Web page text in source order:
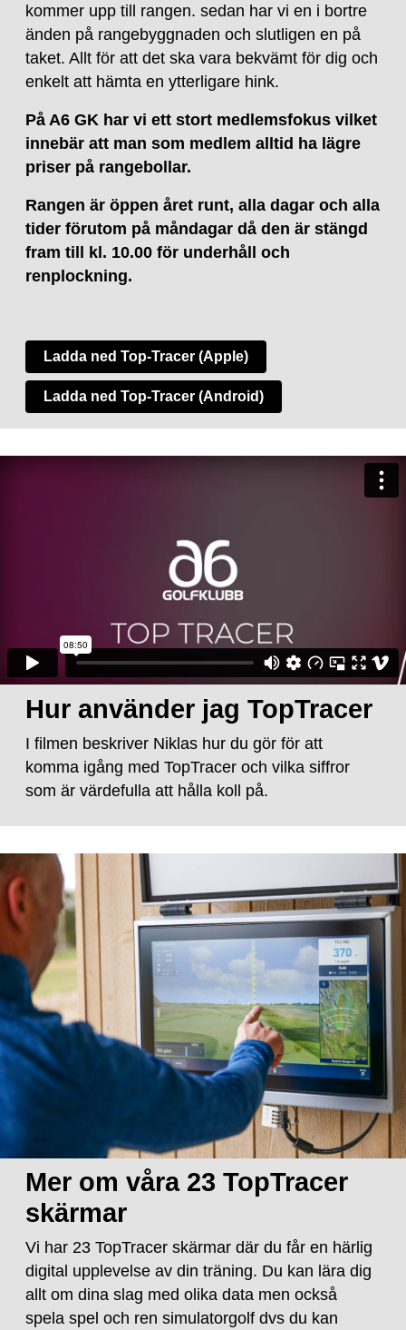
kommer upp till rangen. sedan har vi en i bortre
änden på rangebyggnaden och slutligen en på
taket. Allt för att det ska vara bekvämt för dig och
enkelt att hämta en ytterligare hink.
På A6 GK har vi ett stort medlemsfokus vilket
innebär att man som medlem alltid ha lägre
priser på rangebollar.
Rangen är öppen året runt, alla dagar och alla
tider förutom på måndagar då den är stängd
fram till kl. 10.00 för underhåll och
renplockning.
Ladda ned Top-Tracer (Apple)
Ladda ned Top-Tracer (Android)
Hur använder jag TopTracer
I filmen beskriver Niklas hur du gör för att
komma igång med TopTracer och vilka siffror
som är värdefulla att hålla koll på.
Mer om våra 23 TopTracer
skärmar
Vi har 23 TopTracer skärmar där du får en härlig
digital upplevelse av din träning. Du kan lära dig
allt om dina slag med olika data men också
spela spel och ren simulatorgolf dvs du kan